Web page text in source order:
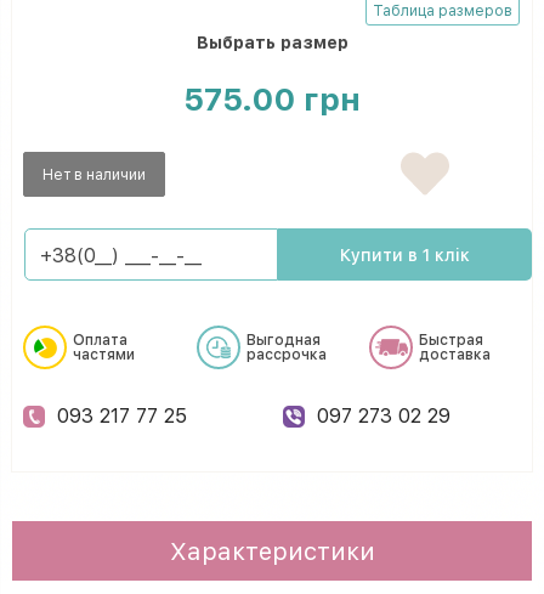
Таблица размеров
Выбрать размер
575.00 грн
Нет в наличии
Купити в 1 клік
Оплата
частями
Выгодная
рассрочка
Быстрая
доставка
093 217 77 25 097 273 02 29
Характеристики